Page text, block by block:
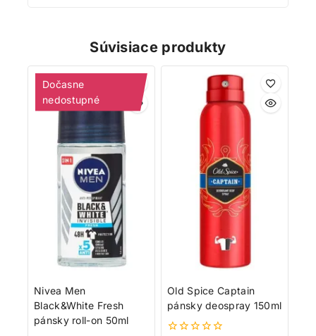
Súvisiace produkty
Dočasne
nedostupné
Nivea Men
Black&White Fresh
pánsky roll-on 50ml
Old Spice Captain
pánsky deospray 150ml
Viac toto okno nezobrazovať